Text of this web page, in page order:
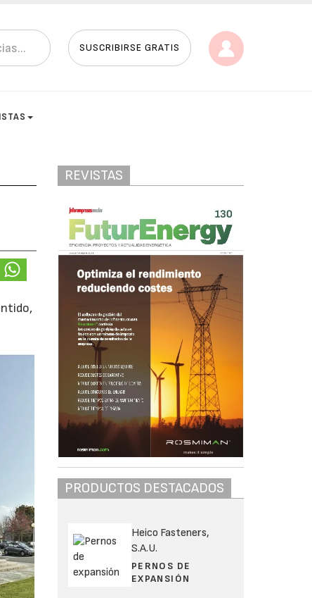
SUSCRIBIRSE GRATIS
REVISTAS
PRODUCTOS DESTACADOS
Heico Fasteners,
S.A.U.
PERNOS DE
EXPANSIÓN